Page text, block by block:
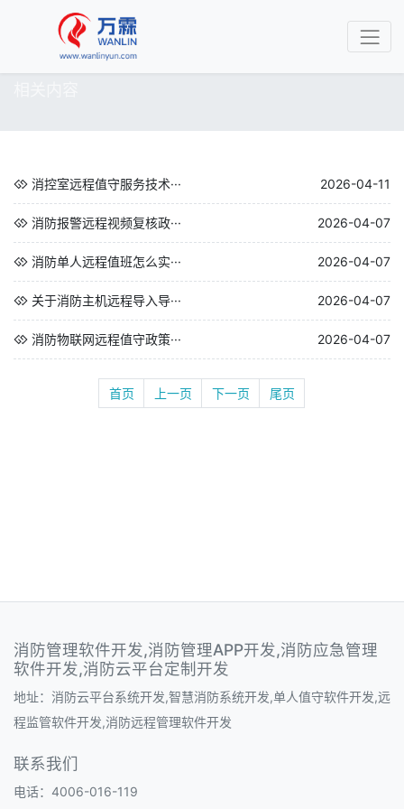
消控室远程值守服务技术··· 2026-04-11
消防报警远程视频复核政··· 2026-04-07
消防单人远程值班怎么实··· 2026-04-07
关于消防主机远程导入导··· 2026-04-07
消防物联网远程值守政策··· 2026-04-07
首页 上一页 下一页 尾页
消防管理软件开发,消防管理APP开发,消防应急管理
软件开发,消防云平台定制开发
地址：消防云平台系统开发,智慧消防系统开发,单人值守软件开发,远
程监管软件开发,消防远程管理软件开发
联系我们
电话：4006-016-119